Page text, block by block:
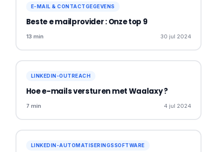
E-MAIL & CONTACTGEGEVENS
Beste e mailprovider : Onze top 9
13 min 30 jul 2024
LINKEDIN-OUTREACH
Hoe e-mails versturen met Waalaxy ?
7 min 4 jul 2024
LINKEDIN-AUTOMATISERINGSSOFTWARE